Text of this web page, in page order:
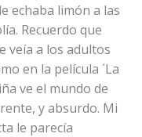
echaba limón a las
Recuerdo que
veía a los adultos
en la película ´La
ve el mundo de
y absurdo. Mi
le parecía